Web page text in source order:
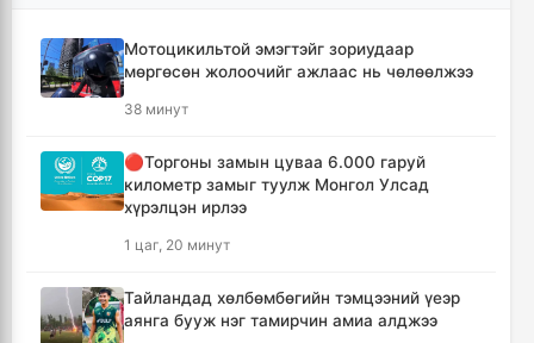
Мотоцикильтой эмэгтэйг зориудаар
мөргөсөн жолоочийг ажлаас нь чөлөөлжээ
38 минут
🔴Торгоны замын цуваа 6.000 гаруй
километр замыг туулж Монгол Улсад
хүрэлцэн ирлээ
1 цаг, 20 минут
Тайландад хөлбөмбөгийн тэмцээний үеэр
аянга бууж нэг тамирчин амиа алджээ